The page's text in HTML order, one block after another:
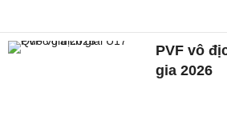
PVF vô
gia 2026